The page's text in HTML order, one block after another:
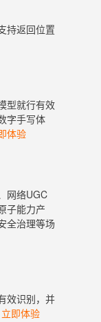
持返回位置
型就行有效
字手写体
体验
网络UGC
子能力产
全治理等场
效识别，并
立即体验